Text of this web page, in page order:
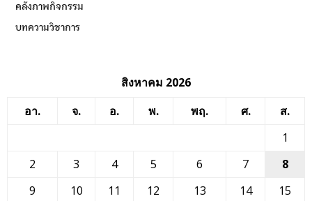
คลังภาพกิจกรรม
บทความวิชาการ
สิงหาคม 2026
อา.
จ. อ. พ. พฤ. ศ.
ส.
1
2
3 4 5 6 7
8
9
10 11 12 13 14
15